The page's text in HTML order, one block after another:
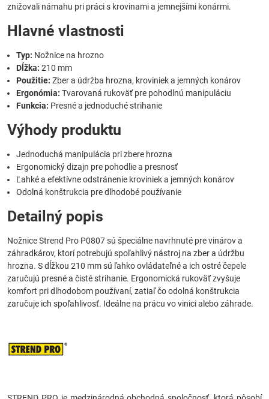
znižovali námahu pri práci s krovinami a jemnejšími konármi.
Hlavné vlastnosti
Typ: Nožnice na hrozno
Dĺžka: 210 mm
Použitie: Zber a údržba hrozna, kroviniek a jemných konárov
Ergonómia: Tvarovaná rukoväť pre pohodlnú manipuláciu
Funkcia: Presné a jednoduché strihanie
Výhody produktu
Jednoduchá manipulácia pri zbere hrozna
Ergonomický dizajn pre pohodlie a presnosť
Ľahké a efektívne odstránenie kroviniek a jemných konárov
Odolná konštrukcia pre dlhodobé používanie
Detailný popis
Nožnice Strend Pro P0807 sú špeciálne navrhnuté pre vinárov a
záhradkárov, ktorí potrebujú spoľahlivý nástroj na zber a údržbu
hrozna. S dĺžkou 210 mm sú ľahko ovládateľné a ich ostré čepele
zaručujú presné a čisté strihanie. Ergonomická rukoväť zvyšuje
komfort pri dlhodobom používaní, zatiaľ čo odolná konštrukcia
zaručuje ich spoľahlivosť. Ideálne na prácu vo vinici alebo záhrade.